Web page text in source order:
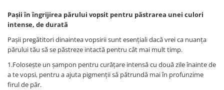
Pașii în îngrijirea părului vopsit pentru păstrarea unei culori
intense, de durată
Pașii pregătitori dinaintea vopsirii sunt esențiali dacă vrei ca nuanța
părului tău să se păstreze intactă pentru cât mai mult timp.
1.Folosește un șampon pentru curățare intensă cu două zile înainte de
a te vopsi, pentru a ajuta pigmenții să pătrundă mai în profunzime
firul de păr.